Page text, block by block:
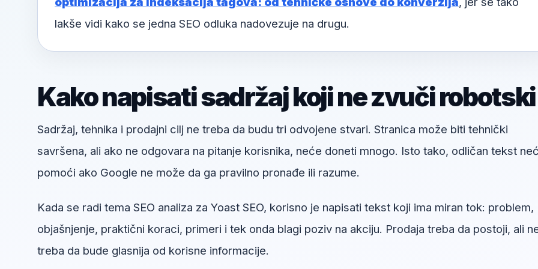
lakše vidi kako se jedna SEO odluka nadovezuje na drugu.
Kako napisati sadržaj koji ne zvuči robotski
Sadržaj, tehnika i prodajni cilj ne treba da budu tri odvojene stvari. Stranica može biti tehnički
savršena, ali ako ne odgovara na pitanje korisnika, neće doneti mnogo. Isto tako, odličan tekst
pomoći ako Google ne može da ga pravilno pronađe ili razume.
Kada se radi tema SEO analiza za Yoast SEO, korisno je napisati tekst koji ima miran tok: problem,
objašnjenje, praktični koraci, primeri i tek onda blagi poziv na akciju. Prodaja treba da postoji, ali
treba da bude glasnija od korisne informacije.